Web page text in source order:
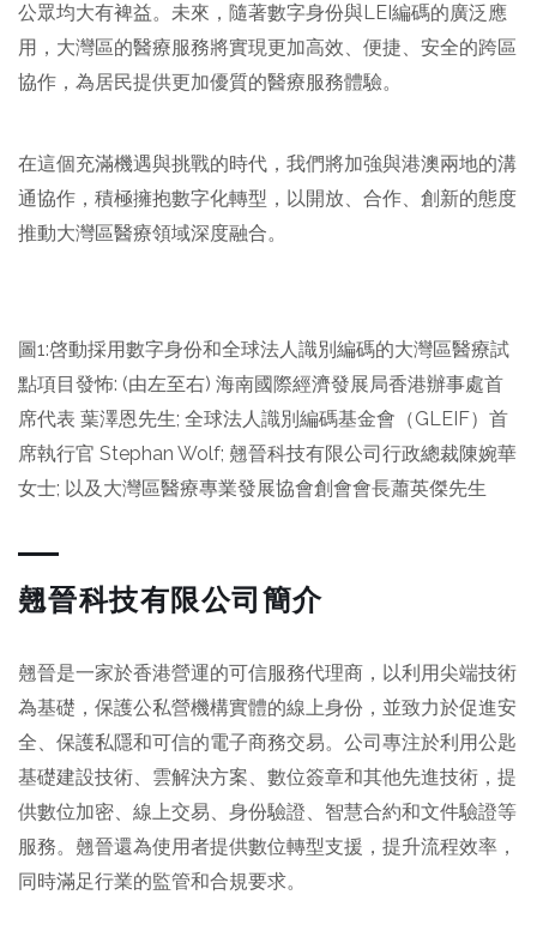
公眾均大有裨益。未來，隨著數字身份與LEI編碼的廣泛應
用，大灣區的醫療服務將實現更加高效、便捷、安全的跨區
協作，為居民提供更加優質的醫療服務體驗。
在這個充滿機遇與挑戰的時代，我們將加強與港澳兩地的溝
通協作，積極擁抱數字化轉型，以開放、合作、創新的態度
推動大灣區醫療領域深度融合。
圖1:啓動採用數字身份和全球法人識別編碼的大灣區醫療試
點項目發怖: (由左至右) 海南國際經濟發展局香港辦事處首
席代表 葉澤恩先生; 全球法人識別編碼基金會（GLEIF）首
席執行官 Stephan Wolf; 翹晉科技有限公司行政總裁陳婉華
女士; 以及大灣區醫療專業發展協會創會會長蕭英傑先生
翹晉科技有限公司簡介
翹晉是一家於香港營運的可信服務代理商，以利用尖端技術
為基礎，保護公私營機構實體的線上身份，並致力於促進安
全、保護私隱和可信的電子商務交易。公司專注於利用公匙
基礎建設技術、雲解決方案、數位簽章和其他先進技術，提
供數位加密、線上交易、身份驗證、智慧合約和文件驗證等
服務。翹晉還為使用者提供數位轉型支援，提升流程效率，
同時滿足行業的監管和合規要求。